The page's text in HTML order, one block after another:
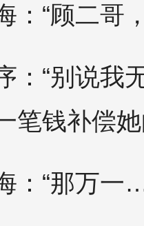
：“顾二哥
：“别说我
笔钱补偿她
：“那万